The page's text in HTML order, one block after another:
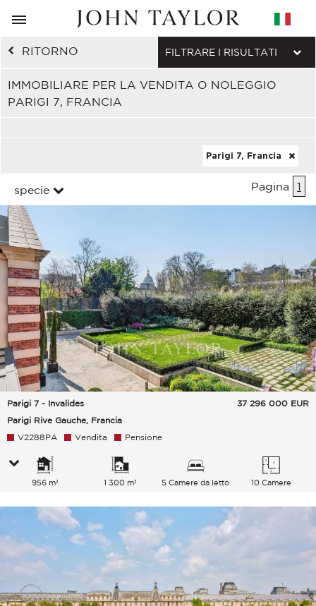
RITORNO
IMMOBILIARE PER LA VENDITA O NOLEGGIO
PARIGI 7, FRANCIA
FILTRARE I RISULTATI
Parigi 7, Francia
specie Pagina 1
Parigi 7 - Invalides
Parigi Rive Gauche, Francia
37 296 000 EUR
V2288PA Vendita Pensione
956 m² 1 300 m² 5 Camere da letto 10 Camere